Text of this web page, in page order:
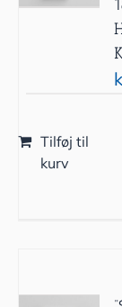
Tilføj til
kurv